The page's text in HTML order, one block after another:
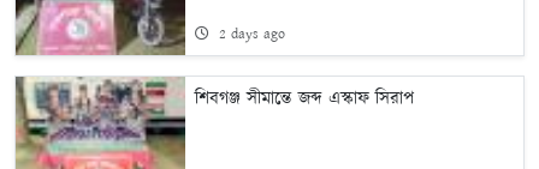
2 days ago
শিবগঞ্জ সীমান্তে জব্দ এস্কাফ সিরাপ